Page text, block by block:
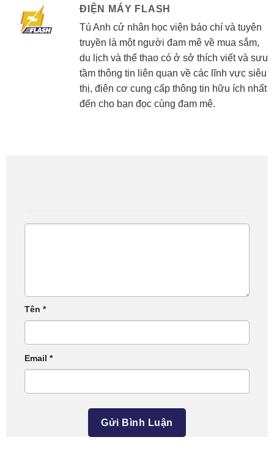
ĐIỆN MÁY FLASH
Tú Anh cử nhân học viện báo chí và tuyên
truyền là một người đam mê về mua sắm,
du lịch và thể thao có ở sở thích viết và sưu
tầm thông tin liên quan về các lĩnh vực siêu
thị, điên cơ cung cấp thông tin hữu ích nhất
đến cho bạn đọc cùng đam mê.
Tên *
Email *